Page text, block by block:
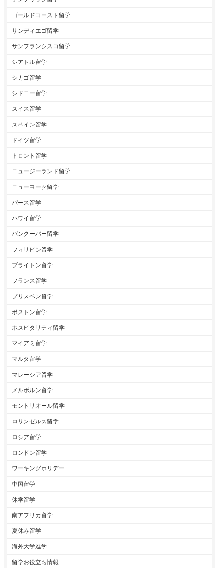
ゴールドコースト留学
サンディエゴ留学
サンフランシスコ留学
シアトル留学
シカゴ留学
シドニー留学
スイス留学
スペイン留学
ドイツ留学
トロント留学
ニュージーランド留学
ニューヨーク留学
パース留学
ハワイ留学
バンクーバー留学
フィリピン留学
ブライトン留学
フランス留学
ブリスベン留学
ボストン留学
ホスピタリティ留学
マイアミ留学
マルタ留学
マレーシア留学
メルボルン留学
モントリオール留学
ロサンゼルス留学
ロシア留学
ロンドン留学
ワーキングホリデー
中国留学
休学留学
南アフリカ留学
夏休み留学
海外大学進学
留学お役立ち情報